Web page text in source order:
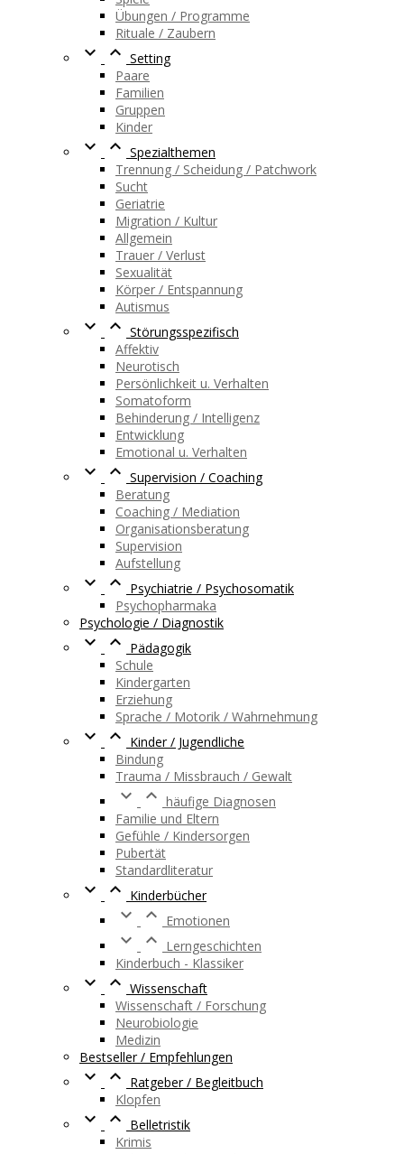
Übungen / Programme
Rituale / Zaubern
  Setting
Paare
Familien
Gruppen
Kinder
  Spezialthemen
Trennung / Scheidung / Patchwork
Sucht
Geriatrie
Migration / Kultur
Allgemein
Trauer / Verlust
Sexualität
Körper / Entspannung
Autismus
  Störungsspezifisch
Affektiv
Neurotisch
Persönlichkeit u. Verhalten
Somatoform
Behinderung / Intelligenz
Entwicklung
Emotional u. Verhalten
  Supervision / Coaching
Beratung
Coaching / Mediation
Organisationsberatung
Supervision
Aufstellung
  Psychiatrie / Psychosomatik
Psychopharmaka
Psychologie / Diagnostik
  Pädagogik
Schule
Kindergarten
Erziehung
Sprache / Motorik / Wahrnehmung
  Kinder / Jugendliche
Bindung
Trauma / Missbrauch / Gewalt
  häufige Diagnosen
Familie und Eltern
Gefühle / Kindersorgen
Pubertät
Standardliteratur
  Kinderbücher
  Emotionen
  Lerngeschichten
Kinderbuch - Klassiker
  Wissenschaft
Wissenschaft / Forschung
Neurobiologie
Medizin
Bestseller / Empfehlungen
  Ratgeber / Begleitbuch
Klopfen
  Belletristik
Krimis